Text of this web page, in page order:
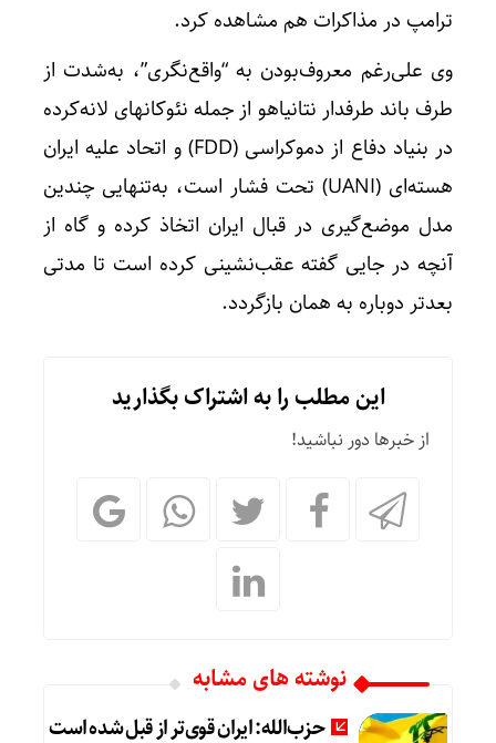
ترامپ در مذاکرات هم مشاهده کرد.
وی علی‌رغم معروف‌بودن به “واقع‌نگری”، به‌شدت از
طرف باند طرفدار نتانیاهو از جمله نئوکانهای لانه‌کرده
در بنیاد دفاع از دموکراسی (FDD) و اتحاد علیه ایران
هسته‌ای (UANI) تحت فشار است، به‌تنهایی چندین
مدل موضع‌گیری در قبال ایران اتخاذ کرده و گاه از
آنچه در جایی گفته عقب‌نشینی کرده است تا مدتی
بعدتر دوباره به همان بازگردد.
این مطلب را به اشتراک بگذارید
از خبرها دور نباشید!
نوشته های مشابه
حزب‌الله: ایران قوی‌تر از قبل شده است